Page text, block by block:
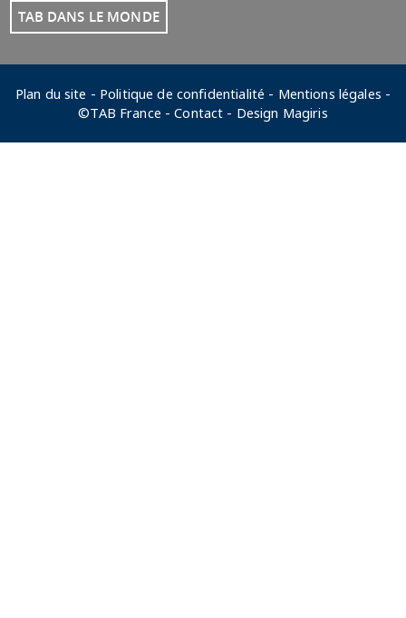
TAB DANS LE MONDE
Plan du site - Politique de confidentialité - Mentions légales -
©TAB France -Contact - Design Magiris